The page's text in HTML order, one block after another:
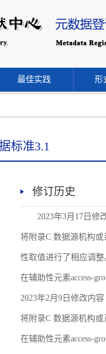
最佳实践 形
标准3.1
修订历史
2023年3月17日修
将附录C 数据源机构或
性取值进行了相应调整
在辅助性元素access-
2023年2月9日修改内容
将附录C 数据源机构或
在辅助性元素access-